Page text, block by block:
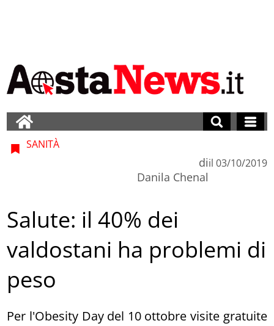
SANITÀ
di
Danila Chenal
il 03/10/2019
Salute: il 40% dei
valdostani ha problemi di
peso
Per l'Obesity Day del 10 ottobre visite gratuite